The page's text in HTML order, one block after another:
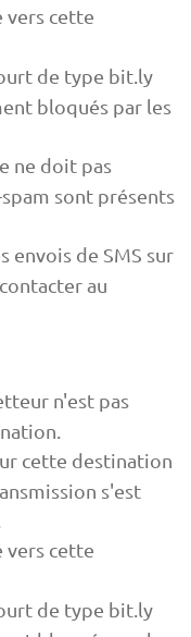
vers cette
de type bit.ly
bloqués par les
ne doit pas
sont présents
envois de SMS sur
au
n'est pas
cette destination
s'est
vers cette
de type bit.ly